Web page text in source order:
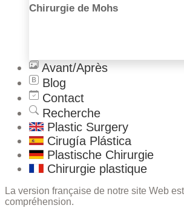
Chirurgie de Mohs
Avant/Après
Blog
Contact
Recherche
Plastic Surgery
Cirugía Plástica
Plastische Chirurgie
Chirurgie plastique
La version française de notre site Web
compréhension.